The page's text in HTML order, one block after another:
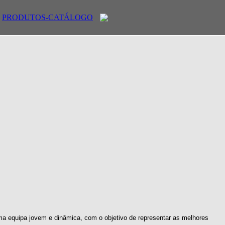
PRODUTOS-CATÁLOGO
equipa jovem e dinâmica, com o objetivo de representar as melhores